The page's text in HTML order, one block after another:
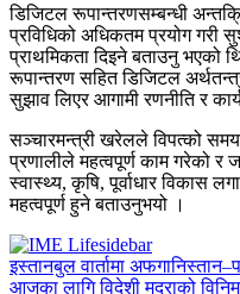
डिजिटल रूपान्तरणसम्बन्धी
प्रविधिको अधिकतम प्रयोग गरी
प्राथमिकता दिइने बताउनु भएको
रूपान्तरण सहित डिजिटल
सुझाव लिएर आगामी रणनीति र
सञ्चारमन्त्री खरेलले विपत्को
प्रणालीले महत्वपूर्ण काम गरेको र
स्वास्थ्य, कृषि, पूर्वाधार विकास
महत्वपूर्ण हुने बताउनुभयो ।
इस्तानबुल वार्तामा
आजका लागि विदेशी मुद्राको